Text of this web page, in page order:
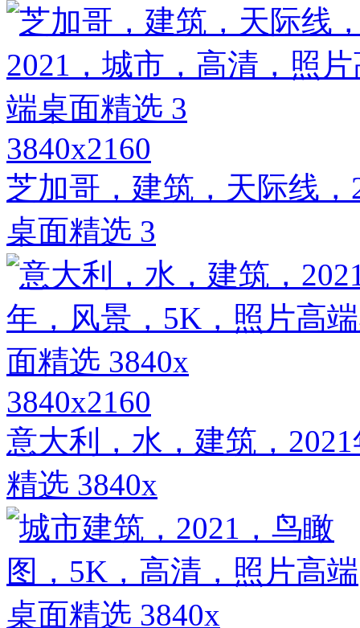
3840x2160
芝加哥，建筑，天际线
桌面精选 3
3840x2160
意大利，水，建筑，
精选 3840x